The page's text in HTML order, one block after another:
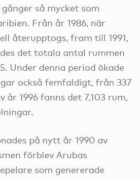
så mycket som
Från år 1986, när
återupptogs, fram till 1991,
det totala antal rummen
Under denna period ökade
också femfaldigt, från 337
år 1996 fanns det 7,103 rum,
på nytt år 1990 av
förblev Arubas
som genererade